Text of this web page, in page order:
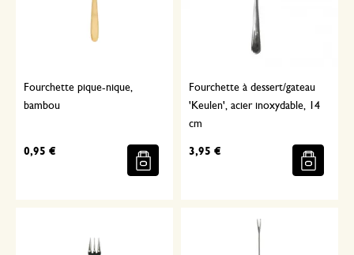
Fourchette pique-nique,
bambou
0,95 €
Fourchette à dessert/gateau
'Keulen', acier inoxydable, 14
cm
3,95 €